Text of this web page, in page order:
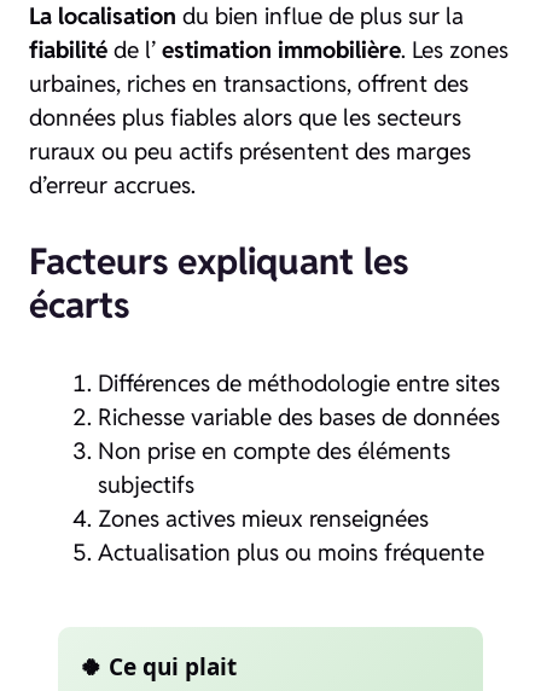
La localisation du bien influe de plus sur la
fiabilité de l’ estimation immobilière. Les zones
urbaines, riches en transactions, offrent des
données plus fiables alors que les secteurs
ruraux ou peu actifs présentent des marges
d’erreur accrues.
Facteurs expliquant les
écarts
Différences de méthodologie entre sites
Richesse variable des bases de données
Non prise en compte des éléments
subjectifs
Zones actives mieux renseignées
Actualisation plus ou moins fréquente
🍀 Ce qui plait